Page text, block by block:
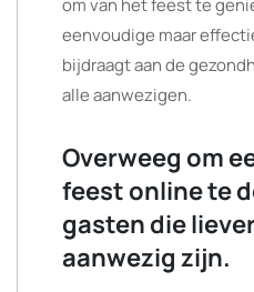
eenvoudige maar
bijdraagt aan de
alle aanwezigen.
Overweeg om
feest online te
gasten die
aanwezig zijn.